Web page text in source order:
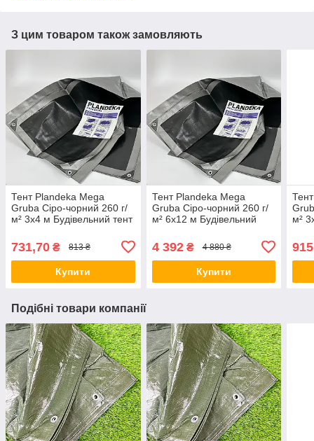
З цим товаром також замовляють
Тент Plandeka Mega
Gruba Сіро-чорний 260 г/
м² 3х4 м Будівельний тент
захисту сонця
731,70 ₴ 813 ₴
Купити
Тент Plandeka Mega
Gruba Сіро-чорний 260 г/
м² 6х12 м Будівельний
Садовий тент для пікніка
4 392₴ 4 880 ₴
Купити
м²
для
Подібні товари компанії